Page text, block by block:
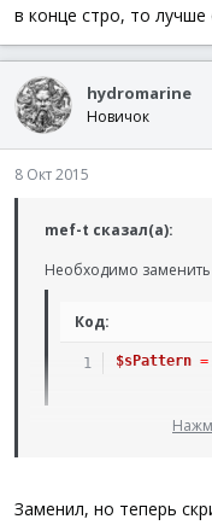
в конце стро, то лучше
hydromarine
Новичок
8 Окт 2015
mef-t сказал(а):
Необходимо
Код:
$sPattern =
в конце стро, то лучше
Заменил, но теперь